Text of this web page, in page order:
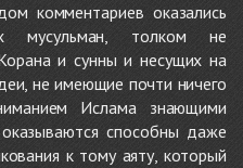
комментариев оказались
мусульман, толком не
и сунны и несущих на
не имеющие почти ничего
Ислама знающими
способны даже
к тому аяту, который